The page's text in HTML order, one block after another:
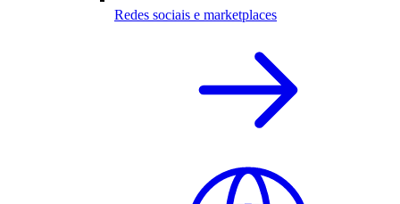
Redes sociais e marketplaces